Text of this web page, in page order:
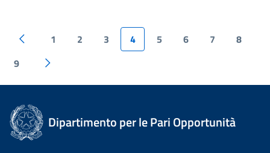
1 2 3 4 5 6 7
8
9
Dipartimento per le Pari Opportunità